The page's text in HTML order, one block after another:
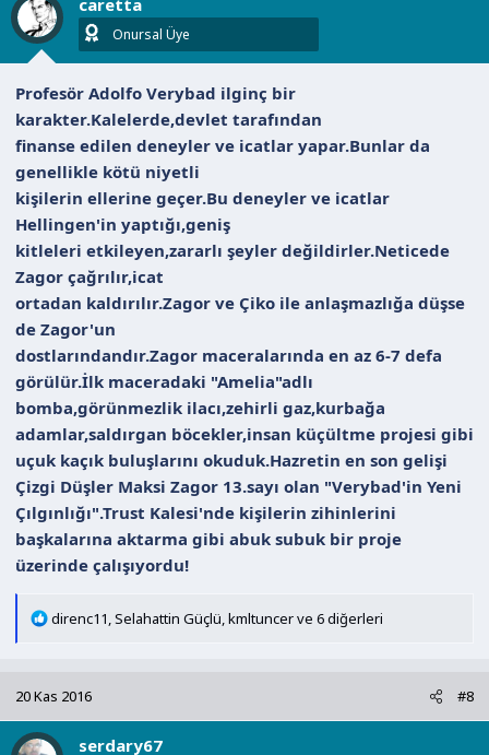
e
r
caretta
Onursal Üye
Profesör Adolfo Verybad ilginç bir
karakter.Kalelerde,devlet tarafından
finanse edilen deneyler ve icatlar yapar.Bunlar da
genellikle kötü niyetli
kişilerin ellerine geçer.Bu deneyler ve icatlar
Hellingen'in yaptığı,geniş
kitleleri etkileyen,zararlı şeyler değildirler.Neticede
Zagor çağrılır,icat
ortadan kaldırılır.Zagor ve Çiko ile anlaşmazlığa düşse
de Zagor'un
dostlarındandır.Zagor maceralarında en az 6-7 defa
görülür.İlk maceradaki "Amelia"adlı
bomba,görünmezlik ilacı,zehirli gaz,kurbağa
adamlar,saldırgan böcekler,insan küçültme projesi gibi
uçuk kaçık buluşlarını okuduk.Hazretin en son gelişi
Çizgi Düşler Maksi Zagor 13.sayı olan "Verybad'in Yeni
Çılgınlığı".Trust Kalesi'nde kişilerin zihinlerini
başkalarına aktarma gibi abuk subuk bir proje
üzerinde çalışıyordu!
T
i
l
e
direnc11 Selahattin Güçlü kmltuncerve 6 diğerleri
20 Kas 2016 #8
serdary67